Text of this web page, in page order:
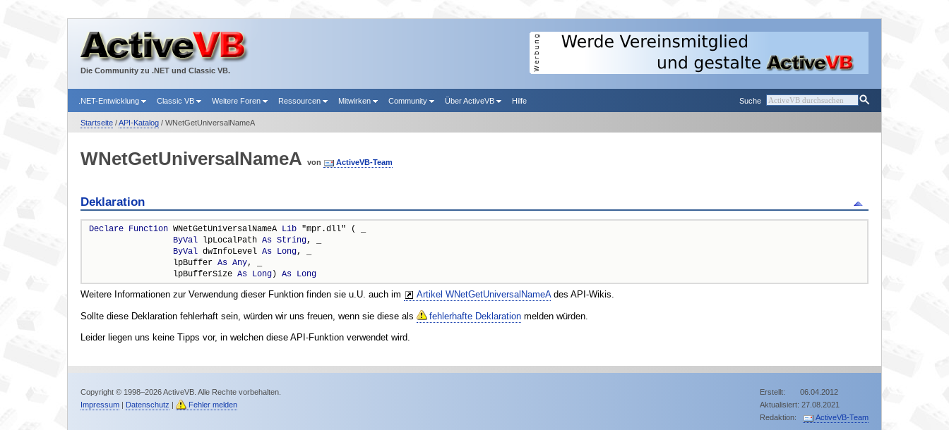
Die Community zu .NET und Classic VB.
Suche
.NET-Entwicklung Classic VB Weitere Foren Ressourcen Mitwirken Community Über ActiveVB Hilfe
Startseite/API-Katalog/ WNetGetUniversalNameA
WNetGetUniversalNameA von ActiveVB-Team
Deklaration
Declare Function WNetGetUniversalNameA Lib "mpr.dll" ( _
ByVal lpLocalPath As String, _
ByVal dwInfoLevel As Long, _
                 lpBuffer
As Any, _
                 lpBufferSize
As Long) As Long
Weitere Informationen zur Verwendung dieser Funktion finden sie u.U. auch im Artikel WNetGetUniversalNameAdes API-Wikis.
Sollte diese Deklaration fehlerhaft sein, würden wir uns freuen, wenn sie diese als fehlerhafte Deklarationmelden würden.
Leider liegen uns keine Tipps vor, in welchen diese API-Funktion verwendet wird.
Erstellt: 06.04.2012
Aktualisiert: 27.08.2021
Redaktion:
ActiveVB-Team
Copyright © 1998–2026 ActiveVB. Alle Rechte vorbehalten.
Impressum| Datenschutz Fehler melden